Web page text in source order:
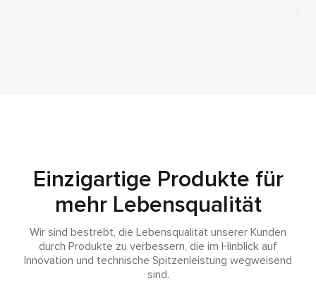
Einzigartige Produkte für
mehr Lebensqualität
Wir sind bestrebt, die Lebensqualität unserer Kunden
durch Produkte zu verbessern, die im Hinblick auf
Innovation und technische Spitzenleistung wegweisend
sind.